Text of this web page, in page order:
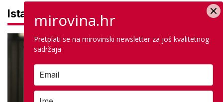
Istaknutomirovina.hr
Pretplati se na mirovinski newsletter za još kvalitetnog
sadržaja